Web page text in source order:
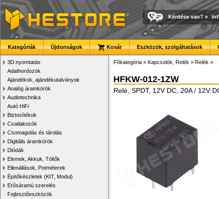
Kérdése van? »
Kategóriák Újdonságok Kosár Eszközök, szolgáltatások
3D nyomtatás
Adathordozók
Ajándékok, ajándékutalványok
Analóg áramkörök
Audiotechnika
Autó HiFi
Biztosítékok
Csatlakozók
Csomagolás és tárolás
Digitális áramkörök
Diódák
Elemek, Akkuk, Töltők
Ellenállások, Potméterek
Építőkészletek (KIT, Modul)
Erősáramú szerelés
Fejlesztőeszközök
Főkategória » Kapcsolók, Relék » Relék »
HFKW-012-1ZW
Relé, SPDT, 12V DC, 20A / 12V